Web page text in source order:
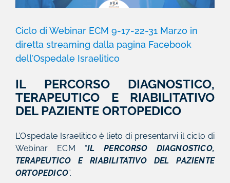
Ciclo di Webinar ECM 9-17-22-31 Marzo in
diretta streaming dalla pagina Facebook
dell’Ospedale Israelitico
IL PERCORSO DIAGNOSTICO,
TERAPEUTICO E RIABILITATIVO
DEL PAZIENTE ORTOPEDICO
L’Ospedale Israelitico è lieto di presentarvi il ciclo di
Webinar ECM “IL PERCORSO DIAGNOSTICO,
TERAPEUTICO E RIABILITATIVO DEL PAZIENTE
ORTOPEDICO”.